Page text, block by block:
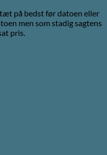
på bedst før datoen eller
men som stadig sagtens
pris.